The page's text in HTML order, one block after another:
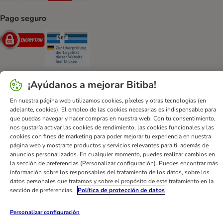
Pago seguro
Security
Ayuda Contacto Impreso DSA
Protección de datos
Condiciones comerciales generales
Declaración de accesibilidad
Newsletter
Gastos de envío y plazos de entrega
Formas de pago
Formulario de desistimiento
Programa de fidelización
App bitiba
Programa de afiliados
Gestión de residuos
bitiba GmbH 2026
¡Ayúdanos a mejorar Bitiba!
En nuestra página web utilizamos cookies, píxeles y otras tecnologías (en
adelante, cookies). El empleo de las cookies necesarias es indispensable para
que puedas navegar y hacer compras en nuestra web. Con tu consentimiento,
nos gustaría activar las cookies de rendimiento, las cookies funcionales y las
cookies con fines de marketing para poder mejorar tu experiencia en nuestra
página web y mostrarte productos y servicios relevantes para ti, además de
anuncios personalizados. En cualquier momento, puedes realizar cambios en
la sección de preferencias (Personalizar configuración). Puedes encontrar más
información sobre los responsables del tratamiento de los datos, sobre los
datos personales que tratamos y sobre el propósito de este tratamiento en la
sección de preferencias.
Política de protección de datos
Personalizar configuración